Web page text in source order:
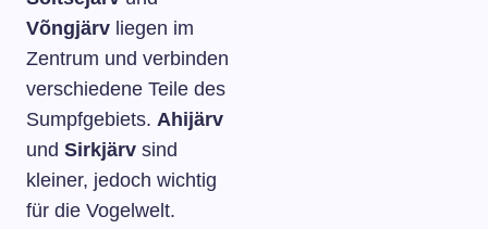
Võngjärv liegen im
Zentrum und verbinden
verschiedene Teile des
Sumpfgebiets. Ahijärv
und Sirkjärv sind
kleiner, jedoch wichtig
für die Vogelwelt.